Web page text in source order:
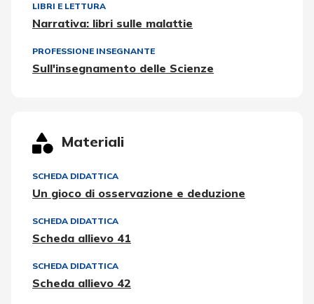
LIBRI E LETTURA
Narrativa: libri sulle malattie
PROFESSIONE INSEGNANTE
Sull'insegnamento delle Scienze
Materiali
SCHEDA DIDATTICA
Un gioco di osservazione e deduzione
SCHEDA DIDATTICA
Scheda allievo 41
SCHEDA DIDATTICA
Scheda allievo 42